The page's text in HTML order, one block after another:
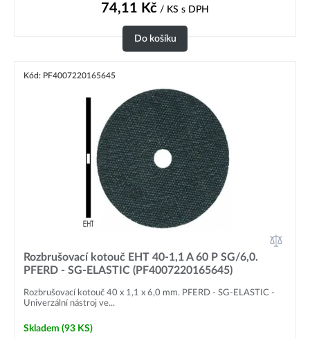
74,11 Kč / KS s DPH
Do košíku
Kód: PF4007220165645
Rozbrušovací kotouč EHT 40-1,1 A 60 P SG/6,0.
PFERD - SG-ELASTIC (PF4007220165645)
Rozbrušovací kotouč 40 x 1,1 x 6,0 mm. PFERD - SG-ELASTIC -
Univerzální nástroj ve...
Skladem (93 KS)